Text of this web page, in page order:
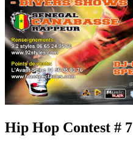
Hip Hop Contest # 7